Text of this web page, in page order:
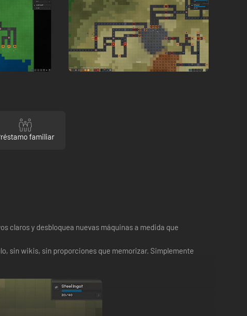
familiar
claros y desbloquea nuevas máquinas a medida que
sin wikis, sin proporciones que memorizar. Simplemente